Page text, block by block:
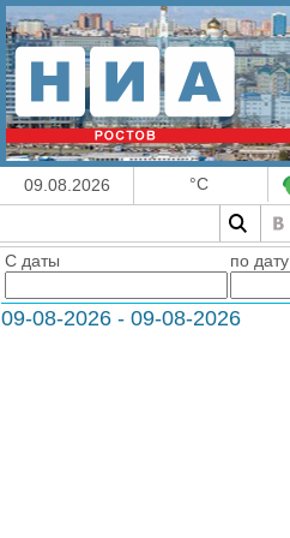
09.08.2026 °C
С даты по дату
09-08-2026 - 09-08-2026